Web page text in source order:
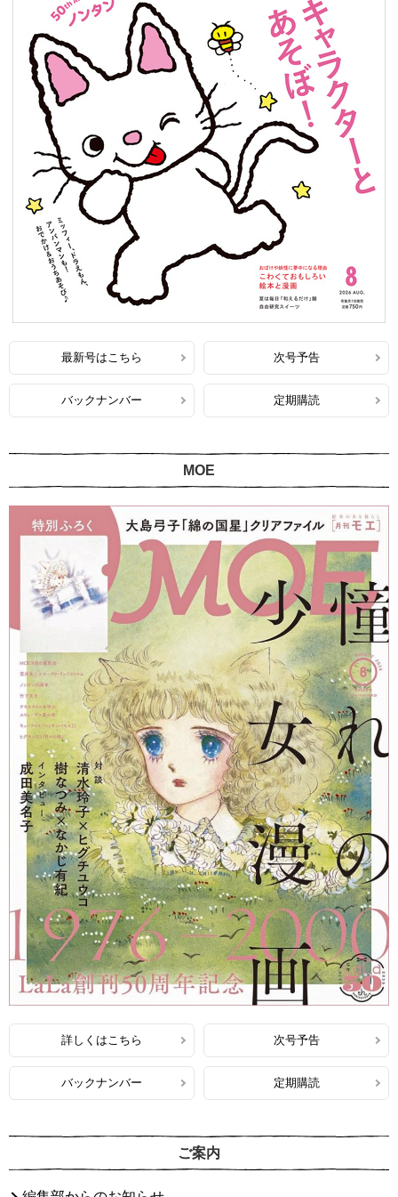
最新号はこちら 次号予告
バックナンバー 定期購読
MOE
詳しくはこちら 次号予告
バックナンバー 定期購読
ご案内